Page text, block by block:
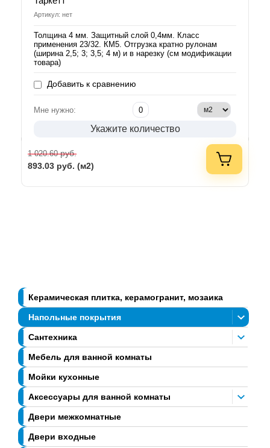
Керамическая плитка, керамогранит, мозаика
Напольные покрытия
Сантехника
Мебель для ванной комнаты
Мойки кухонные
Аксессуары для ванной комнаты
Двери межкомнатные
Двери входные
Артикул: нет
Толщина 4 мм. Защитный слой 0,4мм. Класс
применения 23/32. КМ5. Отгрузка кратно рулонам
(ширина 2,5; 3; 3,5; 4 м) и в нарезку (см модификации
товара)
Добавить к сравнению
Мне нужно:
Укажите количество
1 020.60руб.
893.03 руб. (м2)